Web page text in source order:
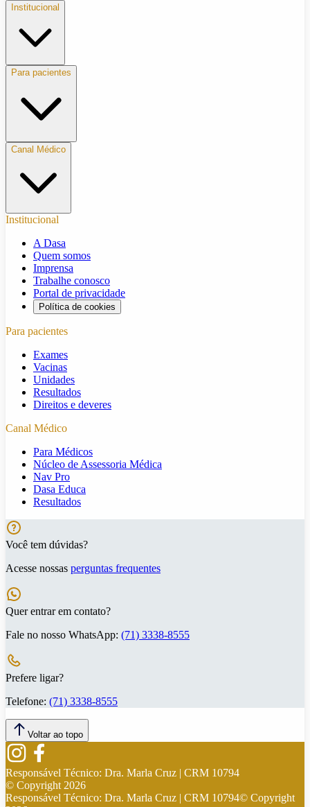
Institucional
Para pacientes
Canal Médico
Institucional
A Dasa
Quem somos
Imprensa
Trabalhe conosco
Portal de privacidade
Política de cookies
Para pacientes
Exames
Vacinas
Unidades
Resultados
Direitos e deveres
Canal Médico
Para Médicos
Núcleo de Assessoria Médica
Nav Pro
Dasa Educa
Resultados
Você tem dúvidas?
Acesse nossas perguntas frequentes
Quer entrar em contato?
Fale no nosso WhatsApp: (71) 3338-8555
Prefere ligar?
Telefone: (71) 3338-8555
Voltar ao topo
Responsável Técnico: Dra. Marla Cruz | CRM 10794
© Copyright 2026
Responsável Técnico: Dra. Marla Cruz | CRM 10794© Copyright